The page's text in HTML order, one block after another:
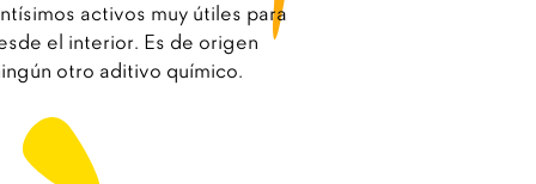
activos muy útiles para
el interior. Es de origen
otro aditivo químico.